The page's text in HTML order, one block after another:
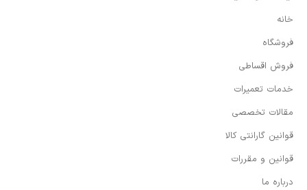
خانه
فروشگاه
فروش اقساطی
خدمات تعمیرات
مقالات تخصصی
قوانین گارانتی کالا
قوانین و مقررات
درباره ما